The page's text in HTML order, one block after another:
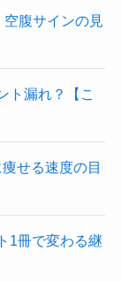
腹サインの見
ト漏れ？【こ
せる速度の目
1冊で変わる継